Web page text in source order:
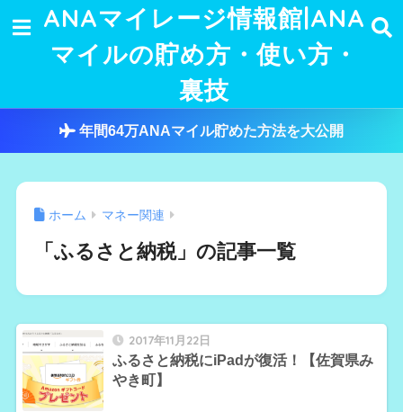
ANAマイレージ情報館|ANA
マイルの貯め方・使い方・
裏技
年間64万ANAマイル貯めた方法を大公開
ホーム マネー関連
「ふるさと納税」の記事一覧
2017年11月22日
ふるさと納税にiPadが復活！【佐賀県み
やき町】